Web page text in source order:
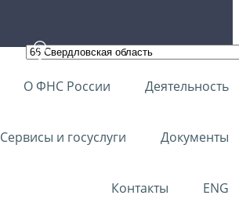
О ФНС России Деятельность
Сервисы и госуслуги Документы
Контакты ENG